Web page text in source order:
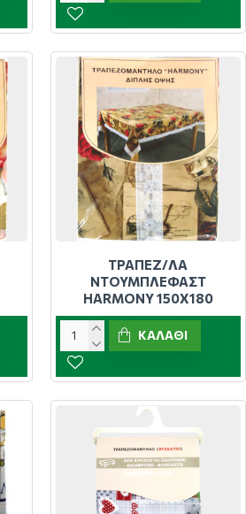
ΤΡΑΠΕΖ/ΛΑ
ΝΤΟΥΜΠΛΕΦΑΣΤ
HARMONY 150Χ180
ΚΑΛΆΘΙ